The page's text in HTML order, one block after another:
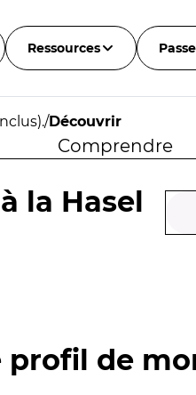
Ressources
/Découvrir
Comprendre
la Hasel
profil de